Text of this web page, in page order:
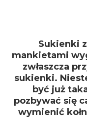
Sukienki
mankietami
zwłaszcza
sukienki.
być już
pozbywać się
wymienić